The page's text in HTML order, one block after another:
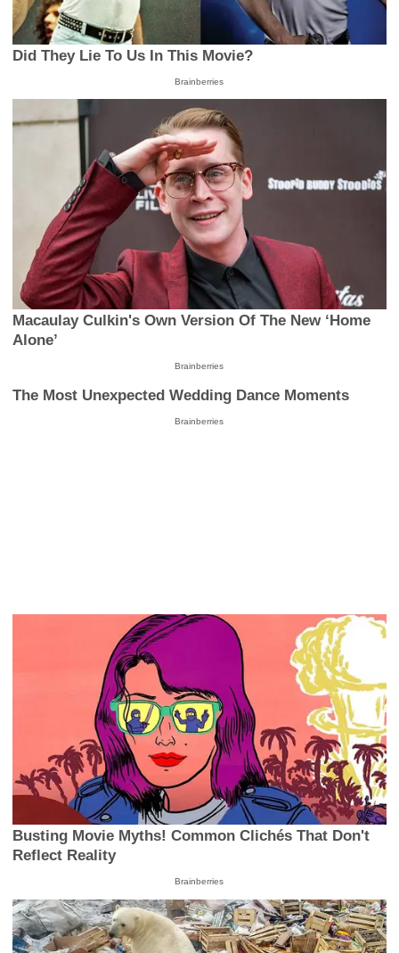
Did They Lie To Us In This Movie?
Brainberries
Macaulay Culkin's Own Version Of The New ‘Home
Alone’
Brainberries
The Most Unexpected Wedding Dance Moments
Brainberries
Busting Movie Myths! Common Clichés That Don't
Reflect Reality
Brainberries